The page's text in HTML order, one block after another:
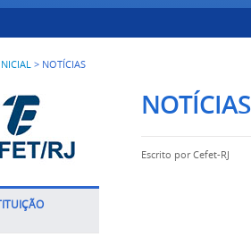
> NOTÍCIAS
NOTÍCIAS
Escrito porCefet-RJ